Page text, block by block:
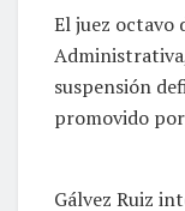
El juez octavo
suspensión
promovido
Gálvez Ruiz